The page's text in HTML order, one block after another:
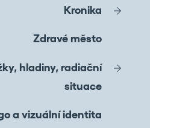
Kronika
Zdravé město
hladiny, radiační
situace
a vizuální identita